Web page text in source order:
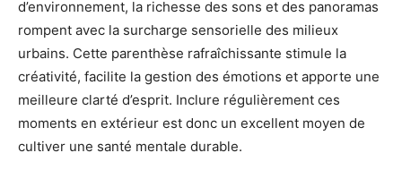
d’environnement, la richesse des sons et des panoramas
rompent avec la surcharge sensorielle des milieux
urbains. Cette parenthèse rafraîchissante stimule la
créativité, facilite la gestion des émotions et apporte une
meilleure clarté d’esprit. Inclure régulièrement ces
moments en extérieur est donc un excellent moyen de
cultiver une santé mentale durable.